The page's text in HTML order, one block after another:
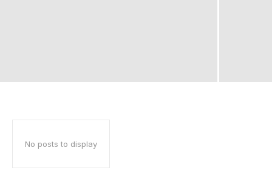
No posts to display